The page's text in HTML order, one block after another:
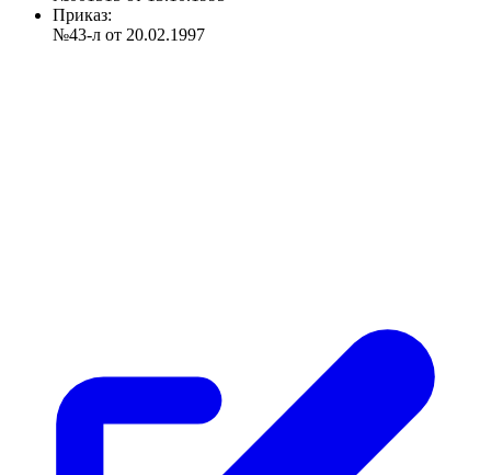
Приказ:
№43-л от 20.02.1997